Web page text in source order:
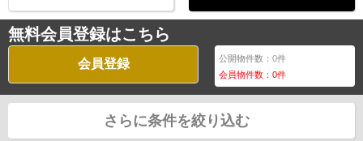
無料会員登録はこちら
会員登録 公開物件数：0件
会員物件数：0件
さらに条件を絞り込む